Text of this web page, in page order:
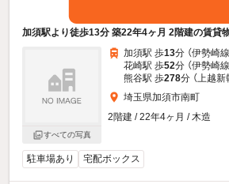
加須駅より徒歩13分 築22年4ヶ月 2階建の賃貸
すべての写真
加須駅 歩13分 （伊勢崎線
花崎駅 歩52分 （伊勢崎線
熊谷駅 歩278分 （上越新
埼玉県加須市南町
2階建 / 22年4ヶ月 / 木造
駐車場あり 宅配ボックス